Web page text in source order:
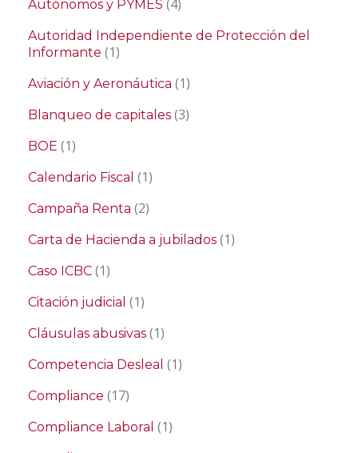
Autónomos y PYMES (4)
Autoridad Independiente de Protección del
Informante (1)
Aviación y Aeronáutica (1)
Blanqueo de capitales (3)
BOE (1)
Calendario Fiscal (1)
Campaña Renta (2)
Carta de Hacienda a jubilados (1)
Caso ICBC (1)
Citación judicial (1)
Cláusulas abusivas (1)
Competencia Desleal (1)
Compliance (17)
Compliance Laboral (1)